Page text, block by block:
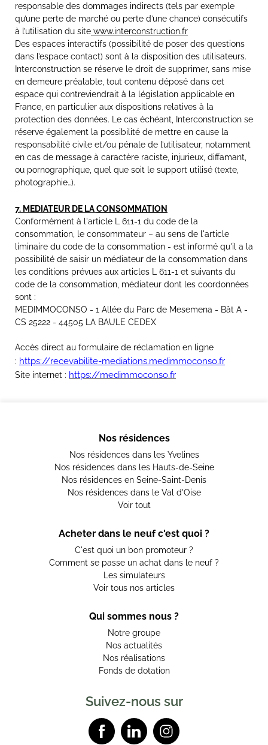
responsable des dommages indirects (tels par exemple
qu’une perte de marché ou perte d’une chance) consécutifs
à l’utilisation du site www.interconstruction.fr
Des espaces interactifs (possibilité de poser des questions
dans l’espace contact) sont à la disposition des utilisateurs.
Interconstruction se réserve le droit de supprimer, sans mise
en demeure préalable, tout contenu déposé dans cet
espace qui contreviendrait à la législation applicable en
France, en particulier aux dispositions relatives à la
protection des données. Le cas échéant, Interconstruction se
réserve également la possibilité de mettre en cause la
responsabilité civile et/ou pénale de l’utilisateur, notamment
en cas de message à caractère raciste, injurieux, diffamant,
ou pornographique, quel que soit le support utilisé (texte,
photographie…).
7. MEDIATEUR DE LACONSOMMATION
Conformément à l'article L 611-1 du code de la
consommation, le consommateur – au sens de l'article
liminaire du code de la consommation - est informé qu'il a la
possibilité de saisir un médiateur de la consommation dans
les conditions prévues aux articles L 611-1 et suivants du
code de la consommation, médiateur dont les coordonnées
sont :
MEDIMMOCONSO - 1 Allée du Parc de Mesemena - Bât A -
CS 25222 - 44505 LA BAULE CEDEX
Accès direct au formulaire de réclamation en ligne
: https://recevabilite-mediations.medimmoconso.fr
Site internet : https://medimmoconso.fr
Nos résidences
Nos résidences dans les Yvelines
Nos résidences dans les Hauts-de-Seine
Nos résidences en Seine-Saint-Denis
Nos résidences dans le Val d'Oise
Voir tout
Acheter dans le neuf c'est quoi ?
C'est quoi un bon promoteur ?
Comment se passe un achat dans le neuf ?
Les simulateurs
Voir tous nos articles
Qui sommes nous ?
Notre groupe
Nos actualités
Nos réalisations
Fonds de dotation
Suivez-nous sur